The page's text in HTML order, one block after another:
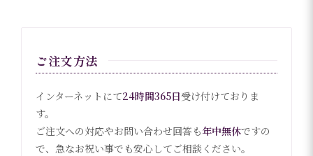
ご注文方法
インターネットにて24時間365日受け付けておりま
す。
ご注文への対応やお問い合わせ回答も年中無休ですの
で、急なお祝い事でも安心してご相談ください。